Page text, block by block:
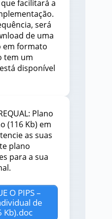
facilitará a
será
de uma
em formato
tem um
disponível
Plano
(116 Kb) em
as suas
plano
para a sua
O PIPS –
de
Kb).doc